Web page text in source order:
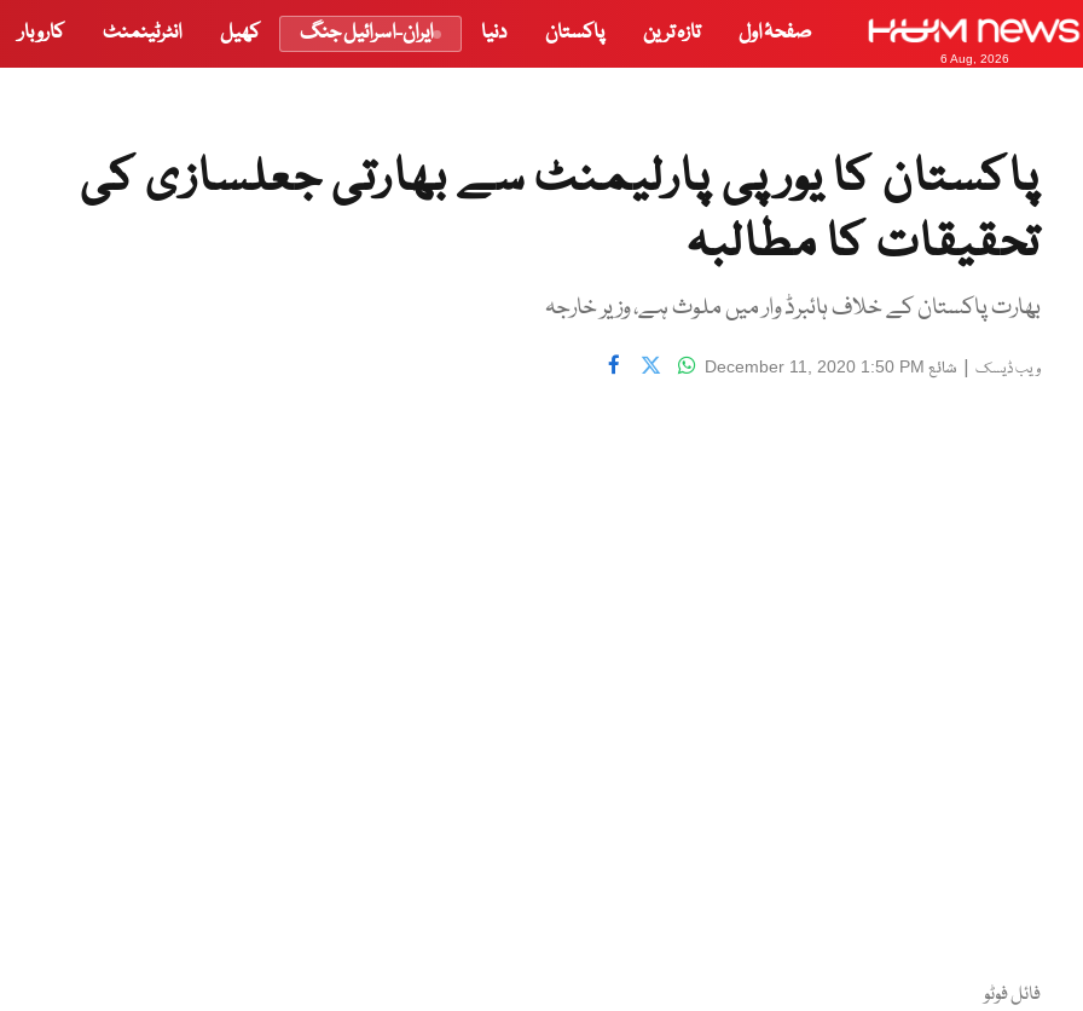
6 Aug, 2026
صفحۂ اول تازہ ترین پاکستان دنیا ایران-اسرائیل جنگ کھیل انٹرٹینمنٹ کاروبار
پاکستان کا یورپی پارلیمنٹ سے بھارتی جعلسازی کی
تحقیقات کا مطالبہ
بھارت پاکستان کے خلاف ہائبرڈ وار میں ملوث ہے، وزیر خارجہ
ویب ڈیسک | شائع December 11, 2020 1:50 PM
فائل فوٹو